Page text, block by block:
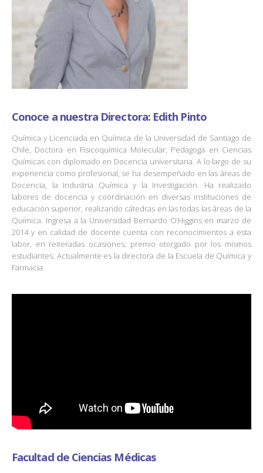
Conoce a nuestra Directora: Edith Pinto
Química y Licenciada en Química de la Universidad de Santiago de
Chile, Doctora en Fisicoquímica Molecular, Pedagoga en Ciencias
Químicas con diplomado en Docencia universitaria. A lo largo de su
experiencia como profesional, se ha desempeñado en las áreas de
Docencia, la Industria Química y la Investigación. Ha realizado
labores de docencia y coordinación en diversas instituciones de
educación superior, realizando cátedras en las todas las áreas de la
Química. Ingresa a la Universidad Bernardo O’Higgins en marzo de
2014 y en calidad de docente cuenta con reconocimientos a esta
labor, en reiteradas ocasiones; premio otorgado por los mismos
estudiantes. Actualmente es la directora de la Escuela de Química y
Farmacia.
Facultad de Ciencias Médicas